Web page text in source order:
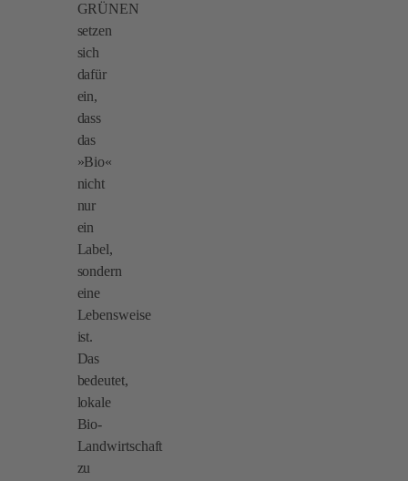
GRÜNEN
setzen
sich
dafür
ein,
dass
das
»Bio«
nicht
nur
ein
Label,
sondern
eine
Lebensweise
ist.
Das
bedeutet,
lokale
Bio-
Landwirtschaft
zu